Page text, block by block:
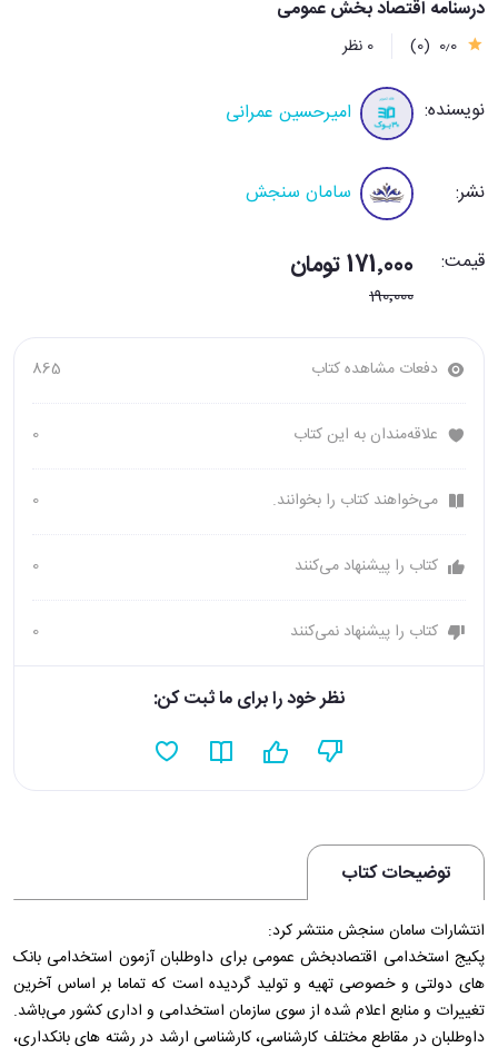
درسنامه اقتصاد بخش عمومی
0٫0 (0) 0 نظر
نویسنده: امیرحسین عمرانی
نشر: سامان سنجش
قیمت: 171٬000 تومان
190٬000
دفعات مشاهده کتاب 865
علاقه‌مندان به این کتاب 0
می‌خواهند کتاب را بخوانند. 0
کتاب را پیشنهاد می‌کنند 0
کتاب را پیشنهاد نمی‌کنند 0
نظر خود را برای ما ثبت کن:
توضیحات کتاب
انتشارات سامان سنجش منتشر کرد:
پکیج استخدامی اقتصادبخش عمومی برای داوطلبان آزمون استخدامی بانک
های دولتی و خصوصی تهیه و تولید گردیده است که تماما بر اساس آخرین
تغییرات و منابع اعلام شده از سوی سازمان استخدامی و اداری کشور می‌باشد.
داوطلبان در مقاطع مختلف کارشناسی، کارشناسی ارشد در رشته های بانکداری،